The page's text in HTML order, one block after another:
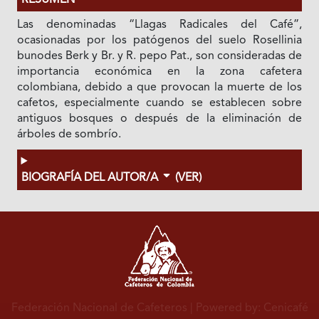
Las denominadas “Llagas Radicales del Café”,
ocasionadas por los patógenos del suelo Rosellinia
bunodes Berk y Br. y R. pepo Pat., son consideradas de
importancia económica en la zona cafetera
colombiana, debido a que provocan la muerte de los
cafetos, especialmente cuando se establecen sobre
antiguos bosques o después de la eliminación de
árboles de sombrío.
BIOGRAFÍA DEL AUTOR/A (VER)
Federación Nacional de Cafeteros | Powered by: Cenicafé